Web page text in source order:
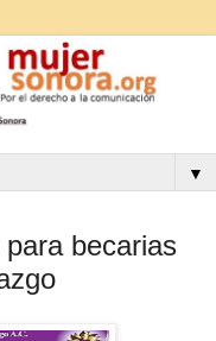
▼
becarias